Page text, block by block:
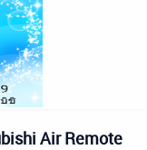
Air Remote